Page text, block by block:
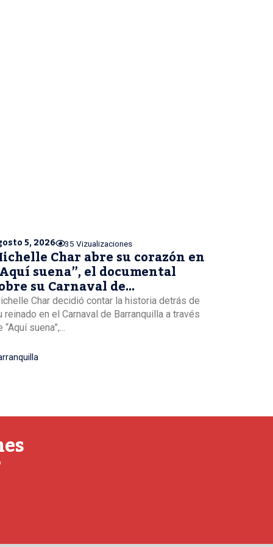
5, 2026 35 Vizualizaciones
Char abre su corazón en
suena”, el documental
su Carnaval de
Char decidió contar la historia detrás de
reinado en el Carnaval de Barranquilla a través
“Aquí suena”,...